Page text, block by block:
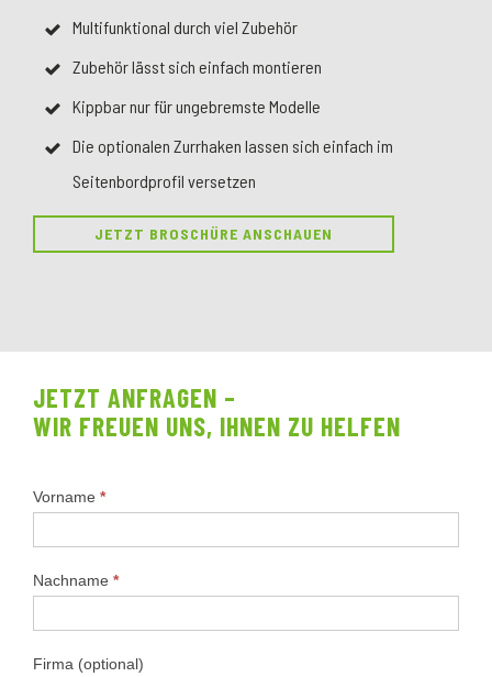
Multifunktional durch viel Zubehör
Zubehör lässt sich einfach montieren
Kippbar nur für ungebremste Modelle
Die optionalen Zurrhaken lassen sich einfach im
Seitenbordprofil versetzen
JETZT BROSCHÜRE ANSCHAUEN
JETZT ANFRAGEN –
WIR FREUEN UNS, IHNEN ZU HELFEN
Anhängervertrieb
Vorname *
Nachname *
Firma (optional)